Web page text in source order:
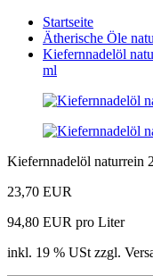
Startseite
Ätherische Öle
Kiefernnadelöl
ml
Kiefernnadelöl naturrein
23,70 EUR
94,80 EUR pro Liter
inkl. 19 % USt zzgl.